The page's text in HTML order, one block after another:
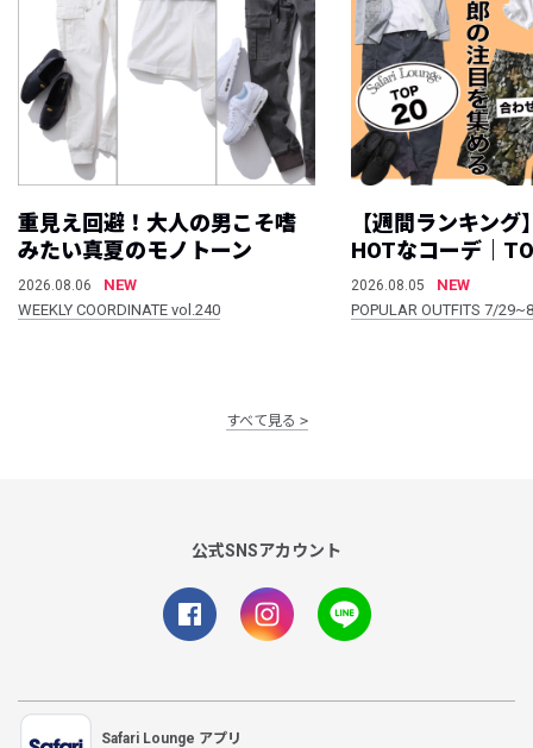
重見え回避！大人の男こそ嗜
みたい真夏のモノトーン
2026.08.06
NEW
WEEKLY COORDINATE vol.240
【週間ランキング
HOTなコーデ｜
2026.08.05
NEW
POPULAR OUTFITS 7/
すべて見る
公式SNSアカウント
Safari Lounge アプリ